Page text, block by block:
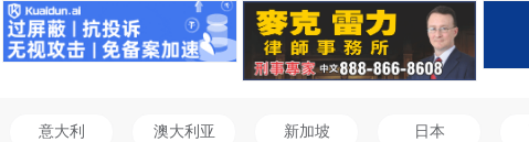
意大利 澳大利亚 新加坡 日本